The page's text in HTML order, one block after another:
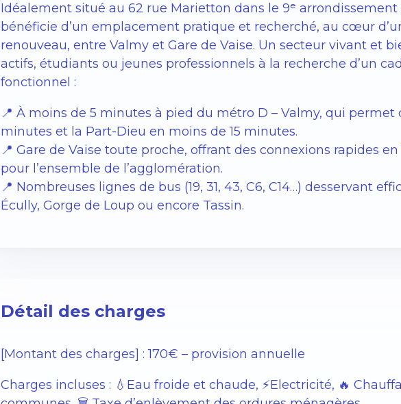
Idéalement situé au 62 rue Marietton dans le 9ᵉ
bénéficie d’un emplacement pratique et recherché, au cœur
renouveau, entre Valmy et Gare de Vaise. Un secteur vivant et
actifs, étudiants ou jeunes professionnels à la recherche d’un
fonctionnel :
📍 À moins de 5 minutes à pied du métro D – Valmy, qui permet
minutes et la Part-Dieu en moins de 15 minutes.
📍 Gare de Vaise toute proche, offrant des connexions rapides
pour l’ensemble de l’agglomération.
📍 Nombreuses lignes de bus (19, 31, 43, C6, C14…) desservant
Écully, Gorge de Loup ou encore Tassin.
Détail des charges
[Montant des charges] : 170€ – provision annuelle
Charges incluses : 💧Eau froide et chaude, ⚡️Electricité, 🔥